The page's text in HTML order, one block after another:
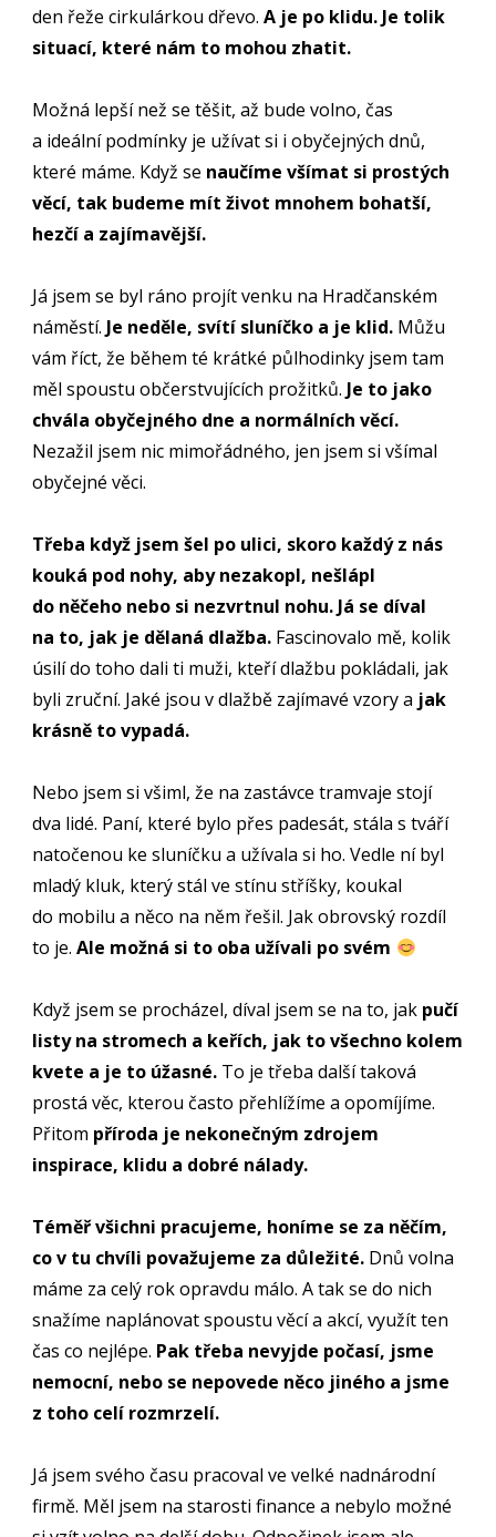
den řeže cirkulárkou dřevo.A je po klidu. Je tolik
situací, které nám to mohou zhatit.
Možná lepší než se těšit, až bude volno, čas
a ideální podmínky je užívat si i obyčejných dnů,
které máme. Když se naučíme všímat si prostých
věcí, tak budeme mít život mnohem bohatší,
hezčí a zajímavější.
Já jsem se byl ráno projít venku na Hradčanském
náměstí. Je neděle, svítí sluníčko a je klid. Můžu
vám říct, že během té krátké půlhodinky jsem tam
měl spoustu občerstvujících prožitků. Je to jako
chvála obyčejného dne a normálních věcí.
Nezažil jsem nic mimořádného, jen jsem si všímal
obyčejné věci.
Třeba když jsem šel po ulici, skoro každý z nás
kouká pod nohy, aby nezakopl, nešlápl
do něčeho nebo si nezvrtnul nohu. Já se díval
na to, jak je dělaná dlažba. Fascinovalo mě, kolik
úsilí do toho dali ti muži, kteří dlažbu pokládali, jak
byli zruční. Jaké jsou v dlažbě zajímavé vzory a jak
krásně to vypadá.
Nebo jsem si všiml, že na zastávce tramvaje stojí
dva lidé. Paní, které bylo přes padesát, stála s tváří
natočenou ke sluníčku a užívala si ho. Vedle ní byl
mladý kluk, který stál ve stínu stříšky, koukal
do mobilu a něco na něm řešil. Jak obrovský rozdíl
to je.Ale možná si to oba užívali po svém
Když jsem se procházel, díval jsem se na to, jak pučí
listy na stromech a keřích, jak to všechno kolem
kvete a je to úžasné. To je třeba další taková
prostá věc, kterou často přehlížíme a opomíjíme.
Přitom příroda je nekonečným zdrojem
inspirace, klidu a dobré nálady.
Téměř všichni pracujeme, honíme se za něčím,
co v tu chvíli považujeme za důležité. Dnů volna
máme za celý rok opravdu málo. A tak se do nich
snažíme naplánovat spoustu věcí a akcí, využít ten
čas co nejlépe. Pak třeba nevyjde počasí, jsme
nemocní, nebo se nepovede něco jiného a jsme
z toho celí rozmrzelí.
Já jsem svého času pracoval ve velké nadnárodní
firmě. Měl jsem na starosti finance a nebylo možné